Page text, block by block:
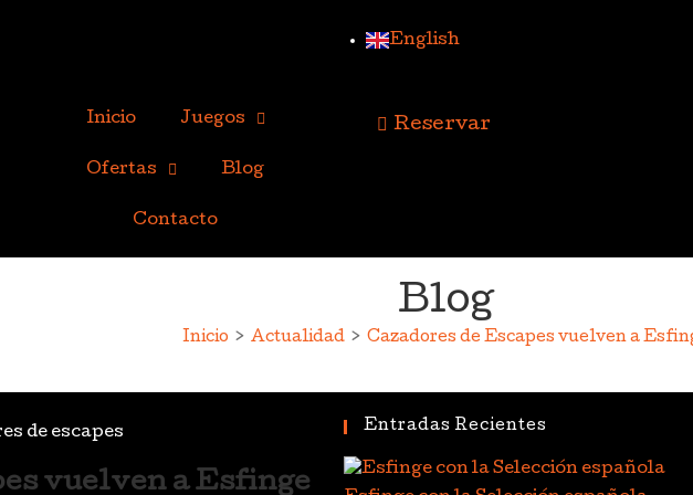
English
Inicio Juegos
Ofertas Blog
Contacto
Reservar
Blog
Inicio > Actualidad > Cazadores de Escapes vuelven a
vuelven a Esfinge
Entradas Recientes